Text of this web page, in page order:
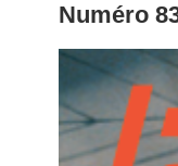
Numéro